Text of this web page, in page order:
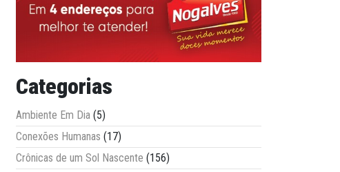
Categorias
Ambiente Em Dia (5)
Conexões Humanas (17)
Crônicas de um Sol Nascente (156)